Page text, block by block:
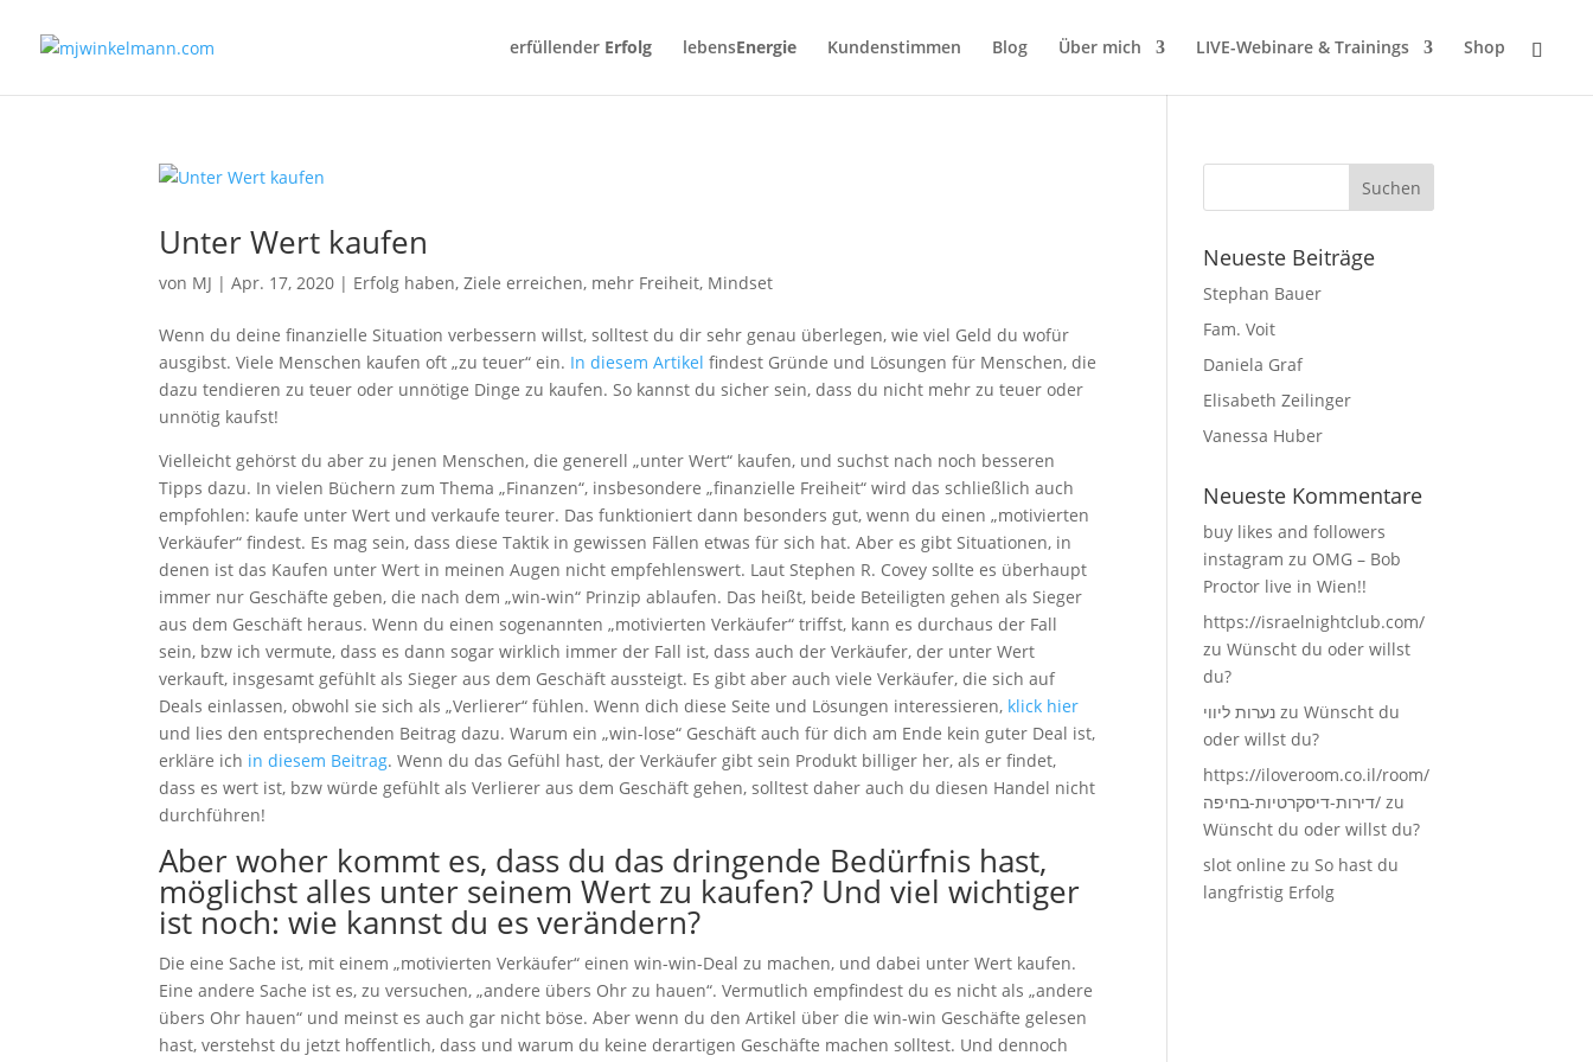
erfüllender Erfolg lebensEnergie Kundenstimmen Blog Über mich LIVE-Webinare & Trainings Shop
Unter Wert kaufen
von MJ |Apr. 17, 2020 | Erfolg haben, Ziele erreichen, mehr Freiheit, Mindset
Wenn du deine finanzielle Situation verbessern willst, solltest du dir sehr genau überlegen, wie viel Geld du wofür
ausgibst. Viele Menschen kaufen oft „zu teuer“ ein. In diesem Artikel findest Gründe und Lösungen für Menschen, die
dazu tendieren zu teuer oder unnötige Dinge zu kaufen. So kannst du sicher sein, dass du nicht mehr zu teuer oder
unnötig kaufst!
Vielleicht gehörst du aber zu jenen Menschen, die generell „unter Wert“ kaufen, und suchst nach noch besseren
Tipps dazu. In vielen Büchern zum Thema „Finanzen“, insbesondere „finanzielle Freiheit“ wird das schließlich auch
empfohlen: kaufe unter Wert und verkaufe teurer. Das funktioniert dann besonders gut, wenn du einen „motivierten
Verkäufer“ findest. Es mag sein, dass diese Taktik in gewissen Fällen etwas für sich hat. Aber es gibt Situationen, in
denen ist das Kaufen unter Wert in meinen Augen nicht empfehlenswert. Laut Stephen R. Covey sollte es überhaupt
immer nur Geschäfte geben, die nach dem „win-win“ Prinzip ablaufen. Das heißt, beide Beteiligten gehen als Sieger
aus dem Geschäft heraus. Wenn du einen sogenannten „motivierten Verkäufer“ triffst, kann es durchaus der Fall
sein, bzw ich vermute, dass es dann sogar wirklich immer der Fall ist, dass auch der Verkäufer, der unter Wert
verkauft, insgesamt gefühlt als Sieger aus dem Geschäft aussteigt. Es gibt aber auch viele Verkäufer, die sich auf
Deals einlassen, obwohl sie sich als „Verlierer“ fühlen. Wenn dich diese Seite und Lösungen interessieren, klick hier
und lies den entsprechenden Beitrag dazu. Warum ein „win-lose“ Geschäft auch für dich am Ende kein guter Deal ist,
erkläre ich in diesem Beitrag. Wenn du das Gefühl hast, der Verkäufer gibt sein Produkt billiger her, als er findet,
dass es wert ist, bzw würde gefühlt als Verlierer aus dem Geschäft gehen, solltest daher auch du diesen Handel nicht
durchführen!
Aber woher kommt es, dass du das dringende Bedürfnis hast,
möglichst alles unter seinem Wert zu kaufen? Und viel wichtiger
ist noch: wie kannst du es verändern?
Die eine Sache ist, mit einem „motivierten Verkäufer“ einen win-win-Deal zu machen, und dabei unter Wert kaufen.
Eine andere Sache ist es, zu versuchen, „andere übers Ohr zu hauen“. Vermutlich empfindest du es nicht als „andere
übers Ohr hauen“ und meinst es auch gar nicht böse. Aber wenn du den Artikel über die win-win Geschäfte gelesen
hast, verstehst du jetzt hoffentlich, dass und warum du keine derartigen Geschäfte machen solltest. Und dennoch
Neueste Beiträge
Stephan Bauer
Fam. Voit
Daniela Graf
Elisabeth Zeilinger
Vanessa Huber
Neueste Kommentare
buy likes and followers
instagram zu OMG – Bob
Proctor live in Wien!!
https://israelnightclub.com/
zuWünscht du oder willst
du?
נערות ליווי zuWünscht du
oder willst du?
https://iloveroom.co.il/room/
דירות-דיסקרטיות-בחיפה/ zu
Wünscht du oder willst du?
slot online zuSo hast du
langfristig Erfolg